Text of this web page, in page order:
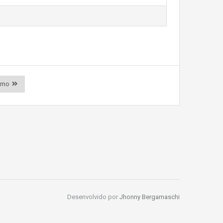
Desenvolvido por Jhonny Bergamaschi